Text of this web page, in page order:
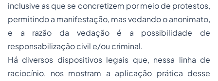
inclusive as que se concretizem por meio de protestos,
permitindo a manifestação, mas vedando o anonimato,
e a razão da vedação é a possibilidade de
responsabilização civil e/ou criminal.
Há diversos dispositivos legais que, nessa linha de
raciocínio, nos mostram a aplicação prática desse